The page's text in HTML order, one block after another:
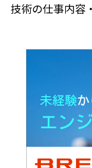
技術の仕事内容